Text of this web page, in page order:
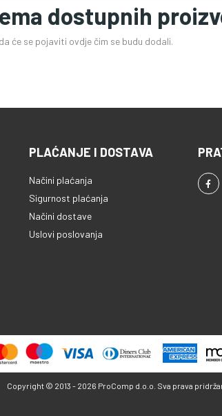
dostupnih
će se pojaviti ovdje čim se budu dodali.
PLAĆANJE I DOSTAVA
Načini plaćanja
Sigurnost plaćanja
Načini dostave
Uslovi poslovanja
Copyright © 2013 - 2026 ProComp d.o.o. Sva prava